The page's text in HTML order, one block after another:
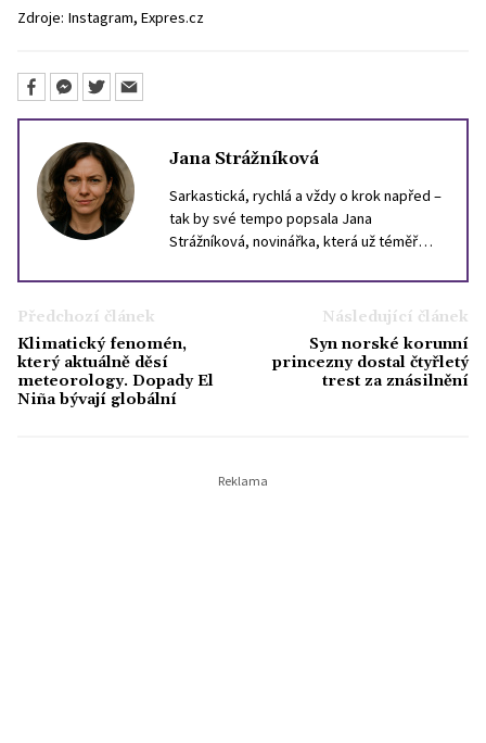
Zdroje: Instagram, Expres.cz
Jana Strážníková
Sarkastická, rychlá a vždy o krok napřed –
tak by své tempo popsala Jana
Strážníková, novinářka, která už téměř
momenty v životě slavných. Psaní o
celebritách pro ni není jen bulvár – je to
způsob, jak vystihnout dobu a náladu
společnosti. Ve volném čase ráda uniká od
chaosu světa celebrit – chodí do lesa, čte
horory a tajně sbírá staré výtisky časopisů
Předchozí článek
Klimatický fenomén,
který aktuálně děsí
meteorology. Dopady El
Niña bývají globální
Následující článek
Syn norské korunní
princezny dostal čtyřletý
trest za znásilnění